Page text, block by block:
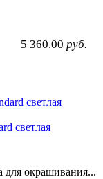
5 360.00 руб.
светлая
для окрашивания...